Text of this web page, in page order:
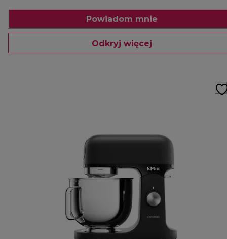
Powiadom mnie
Odkryj więcej